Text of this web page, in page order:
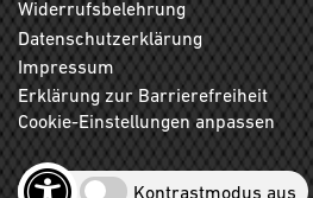
Widerrufsbelehrung
Datenschutzerklärung
Impressum
Erklärung zur Barrierefreiheit
Cookie-Einstellungen anpassen
Kontrastmodus aus